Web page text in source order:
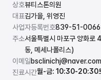
상호뷰티스톤의원
대표김가을, 위영진
사업자등록번호839-51-
주소서울특별시 마포구 양화
동, 메세나폴리스)
이메일bsclinichj@naver.com
진료시간월-금: 10:30-20:30